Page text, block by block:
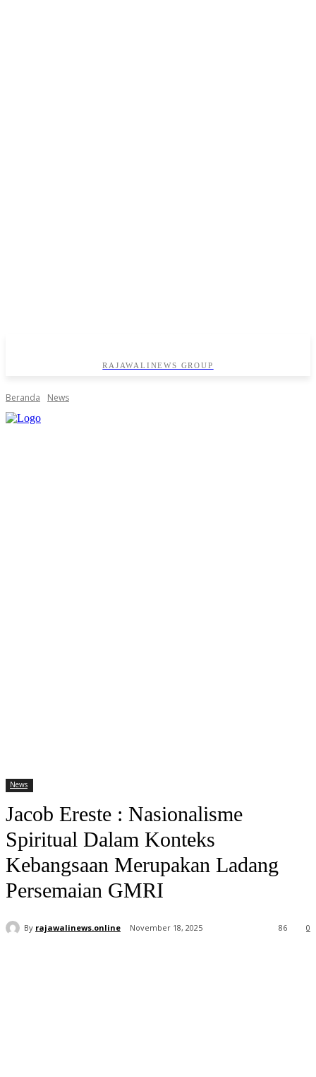
RAJAWALINEWS GROUP
Beranda News
News
Jacob Ereste : Nasionalisme
Spiritual Dalam Konteks
Kebangsaan Merupakan Ladang
Persemaian GMRI
By rajawalinews.online November 18, 2025 0
86